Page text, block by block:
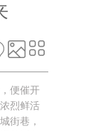
便催开
烈鲜活
街巷，